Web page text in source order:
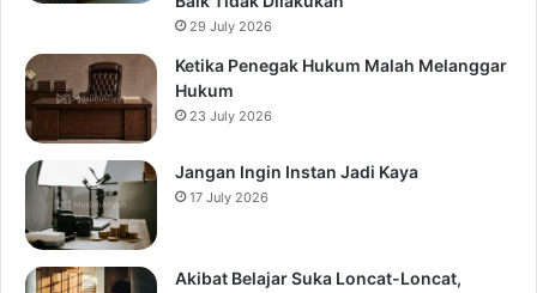
29 July 2026
Ketika Penegak Hukum Malah Melanggar
Hukum
23 July 2026
Jangan Ingin Instan Jadi Kaya
17 July 2026
Akibat Belajar Suka Loncat-Loncat,